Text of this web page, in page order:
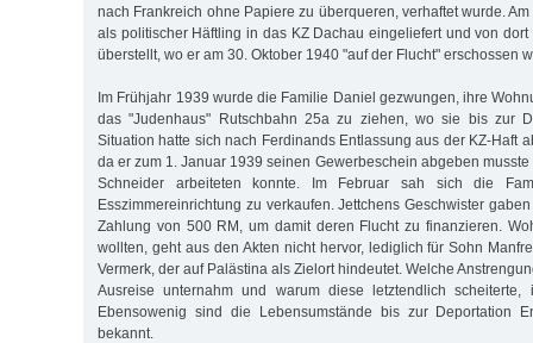
nach Frankreich ohne Papiere zu überqueren, verhaftet wurde.
als politischer Häftling in das KZ Dachau eingeliefert und von
überstellt, wo er am 30. Oktober 1940 "auf der Flucht" erschossen
Im Frühjahr 1939 wurde die Familie Daniel gezwungen, ihre
das "Judenhaus" Rutschbahn 25a zu ziehen, wo sie bis zur
Situation hatte sich nach Ferdinands Entlassung aus der KZ-Haft
da er zum 1. Januar 1939 seinen Gewerbeschein abgeben
Schneider arbeiteten konnte. Im Februar sah sich die
Esszimmereinrichtung zu verkaufen. Jettchens Geschwister
Zahlung von 500 RM, um damit deren Flucht zu finanzieren.
wollten, geht aus den Akten nicht hervor, lediglich für Sohn
Vermerk, der auf Palästina als Zielort hindeutet. Welche
Ausreise unternahm und warum diese letztendlich scheiterte,
Ebensowenig sind die Lebensumstände bis zur Deportation
bekannt.